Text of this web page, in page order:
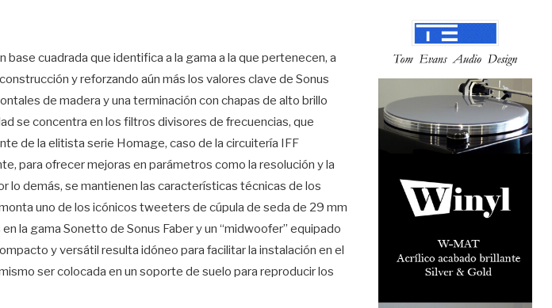
cuadrada que identifica a la gama a la que pertenecen, a
y reforzando aún más los valores clave de Sonus
de madera y una terminación con chapas de alto brillo
se concentra en los filtros divisores de frecuencias, que
de la elitista serie Homage, caso de la circuitería IFF
para ofrecer mejoras en parámetros como la resolución y la
lo demás, se mantienen las características técnicas de los
uno de los icónicos tweeters de cúpula de seda de 29 mm
la gama Sonetto de Sonus Faber y un “midwoofer” equipado
y versátil resulta idóneo para facilitar la instalación en el
ser colocada en un soporte de suelo para reproducir los